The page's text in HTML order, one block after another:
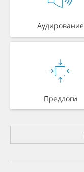
Аудирование
Предлоги